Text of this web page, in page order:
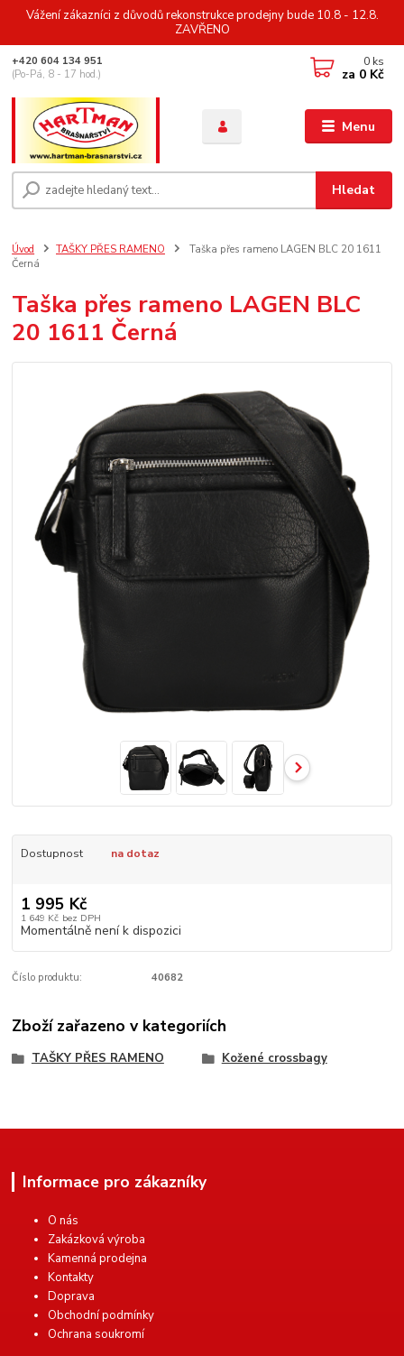
Vážení zákazníci z důvodů rekonstrukce prodejny bude 10.8 - 12.8.
ZAVŘENO
Menu
Hledat
+420 604 134 951
(Po-Pá, 8 - 17 hod.)
0 ks
za 0 Kč
Úvod TAŠKY PŘES RAMENO
Taška přes rameno LAGEN BLC 20 1611
Černá
Taška přes rameno LAGEN BLC
20 1611 Černá
Dostupnost na dotaz
1 995 Kč
1 649 Kč bez DPH
Momentálně není k dispozici
Číslo produktu: 40682
Zboží zařazeno v kategoriích
TAŠKY PŘES RAMENO Kožené crossbagy
Informace pro zákazníky
O nás
Zakázková výroba
Kamenná prodejna
Kontakty
Doprava
Obchodní podmínky
Ochrana soukromí